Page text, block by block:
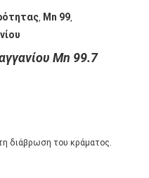
, Mn 99,
Mn 99.7
διάβρωση του κράματος.